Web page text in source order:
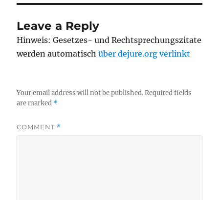
Leave a Reply
Hinweis: Gesetzes- und Rechtsprechungszitate
werden automatischüber dejure.org verlinkt
Your email address will not be published. Required fields
are marked *
COMMENT *